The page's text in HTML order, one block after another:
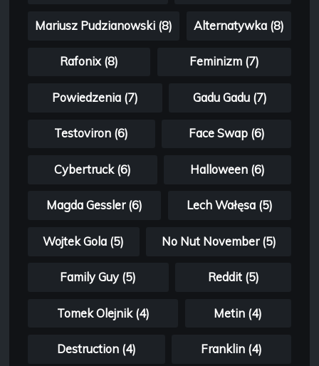
Mariusz Pudzianowski (8) Alternatywka (8)
Rafonix (8) Feminizm (7)
Powiedzenia (7) Gadu Gadu (7)
Testoviron (6) Face Swap (6)
Cybertruck (6) Halloween (6)
Magda Gessler (6) Lech Wałęsa (5)
Wojtek Gola (5) No Nut November (5)
Family Guy (5) Reddit (5)
Tomek Olejnik (4) Metin (4)
Destruction (4) Franklin (4)